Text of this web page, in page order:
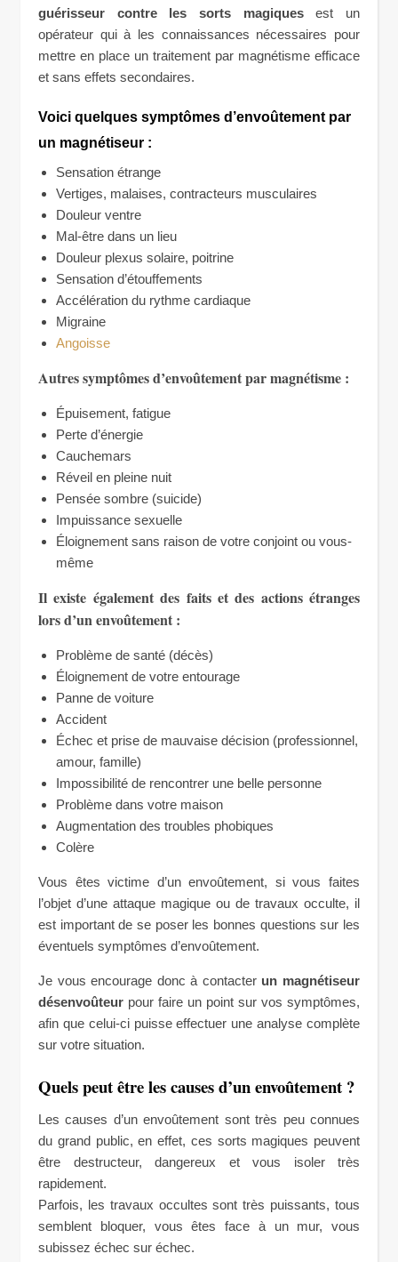
guérisseur contre les sorts magiquesest un
opérateur qui à les connaissances nécessaires pour
mettre en place un traitement par magnétisme efficace
et sans effets secondaires.
Voici quelques symptômes d’envoûtement par
un magnétiseur :
Sensation étrange
Vertiges, malaises, contracteurs musculaires
Douleur ventre
Mal-être dans un lieu
Douleur plexus solaire, poitrine
Sensation d’étouffements
Accélération du rythme cardiaque
Migraine
Angoisse
Autres symptômes d’envoûtement par magnétisme :
Épuisement, fatigue
Perte d’énergie
Cauchemars
Réveil en pleine nuit
Pensée sombre (suicide)
Impuissance sexuelle
Éloignement sans raison de votre conjoint ou vous-
même
Il existe également des faits et des actions étranges
lors d’un envoûtement :
Problème de santé (décès)
Éloignement de votre entourage
Panne de voiture
Accident
Échec et prise de mauvaise décision (professionnel,
amour, famille)
Impossibilité de rencontrer une belle personne
Problème dans votre maison
Augmentation des troubles phobiques
Colère
Vous êtes victime d’un envoûtement, si vous faites
l’objet d’une attaque magique ou de travaux occulte, il
est important de se poser les bonnes questions sur les
éventuels symptômes d’envoûtement.
Je vous encourage donc à contacter un magnétiseur
désenvoûteur pour faire un point sur vos symptômes,
afin que celui-ci puisse effectuer une analyse complète
sur votre situation.
Quels peut être les causes d’un envoûtement ?
Les causes d’un envoûtement sont très peu connues
du grand public, en effet, ces sorts magiques peuvent
être destructeur, dangereux et vous isoler très
rapidement.
Parfois, les travaux occultes sont très puissants, tous
semblent bloquer, vous êtes face à un mur, vous
subissez échec sur échec.